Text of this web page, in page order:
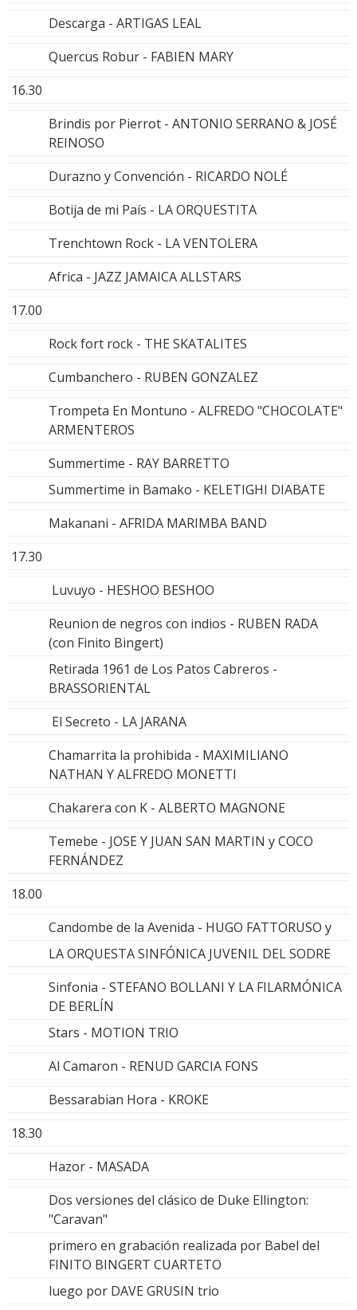
Descarga - ARTIGAS LEAL
Quercus Robur - FABIEN MARY
16.30
Brindis por Pierrot - ANTONIO SERRANO & JOSÉ
REINOSO
Durazno y Convención - RICARDO NOLÉ
Botija de mi País - LA ORQUESTITA
Trenchtown Rock - LA VENTOLERA
Africa - JAZZ JAMAICA ALLSTARS
17.00
Rock fort rock - THE SKATALITES
Cumbanchero - RUBEN GONZALEZ
Trompeta En Montuno - ALFREDO "CHOCOLATE"
ARMENTEROS
Summertime - RAY BARRETTO
Summertime in Bamako - KELETIGHI DIABATE
Makanani - AFRIDA MARIMBA BAND
17.30
Luvuyo - HESHOO BESHOO
Reunion de negros con indios - RUBEN RADA
(con Finito Bingert)
Retirada 1961 de Los Patos Cabreros -
BRASSORIENTAL
El Secreto - LA JARANA
Chamarrita la prohibida - MAXIMILIANO
NATHAN Y ALFREDO MONETTI
Chakarera con K - ALBERTO MAGNONE
Temebe - JOSE Y JUAN SAN MARTIN y COCO
FERNÁNDEZ
18.00
Candombe de la Avenida - HUGO FATTORUSO y
LA ORQUESTA SINFÓNICA JUVENIL DEL SODRE
Sinfonia - STEFANO BOLLANI Y LA FILARMÓNICA
DE BERLÍN
Stars - MOTION TRIO
Al Camaron - RENUD GARCIA FONS
Bessarabian Hora - KROKE
18.30
Hazor - MASADA
Dos versiones del clásico de Duke Ellington:
"Caravan"
primero en grabación realizada por Babel del
FINITO BINGERT CUARTETO
luego por DAVE GRUSIN trio